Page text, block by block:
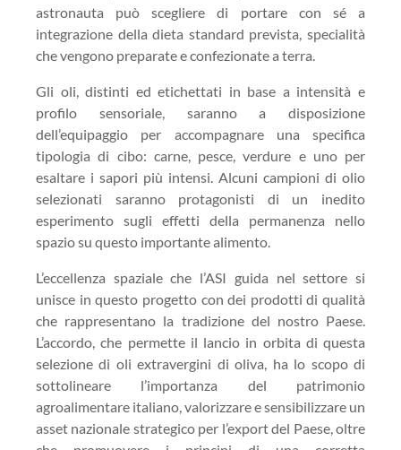
astronauta può scegliere di portare con sé a
integrazione della dieta standard prevista, specialità
che vengono preparate e confezionate a terra.
Gli oli, distinti ed etichettati in base a intensità e
profilo sensoriale, saranno a disposizione
dell’equipaggio per accompagnare una specifica
tipologia di cibo: carne, pesce, verdure e uno per
esaltare i sapori più intensi. Alcuni campioni di olio
selezionati saranno protagonisti di un inedito
esperimento sugli effetti della permanenza nello
spazio su questo importante alimento.
L’eccellenza spaziale che l’ASI guida nel settore si
unisce in questo progetto con dei prodotti di qualità
che rappresentano la tradizione del nostro Paese.
L’accordo, che permette il lancio in orbita di questa
selezione di oli extravergini di oliva, ha lo scopo di
sottolineare l’importanza del patrimonio
agroalimentare italiano, valorizzare e sensibilizzare un
asset nazionale strategico per l’export del Paese, oltre